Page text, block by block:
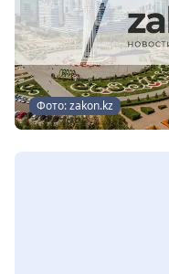
Фото: zakon.kz